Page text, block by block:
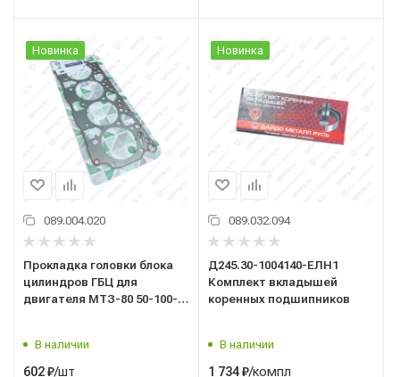
Новинка
089.004.020
Прокладка головки блока
цилиндров ГБЦ для
двигателя МТЗ-80 50-100-
В наличии
602₽/шт
Новинка
089.032.094
Д245.30-1004140-ЕЛН1
Комплект вкладышей
коренных подшипников
В наличии
1 734₽/компл